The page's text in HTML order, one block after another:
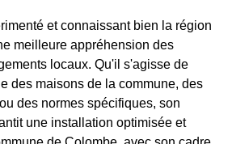
et connaissant bien la région
meilleure appréhension des
locaux. Qu'il s'agisse de
des maisons de la commune, des
des normes spécifiques, son
une installation optimisée et